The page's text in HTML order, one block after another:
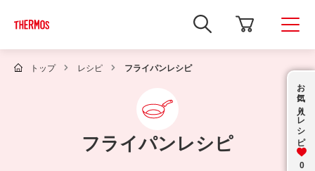
新
し
ウ
イ
ト
トップ レシピ フライパンレシピ
フライパンレシピ
お気に入り
レシピ
0